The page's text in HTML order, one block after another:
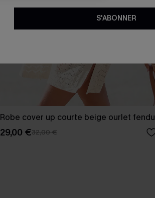
Robe cover up courte beige ourlet fendu
29,00 €32,00 €
S'ABONNER